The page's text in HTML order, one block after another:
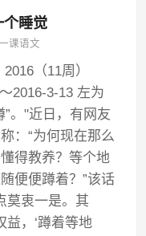
个睡觉
课语文
（11周）
2016-3-13 左为
”。"近日，有网友
：“为何现在那么
得教养？等个地
便便蹲着？”该话
莫衷一是。其
益，‘蹲着等地